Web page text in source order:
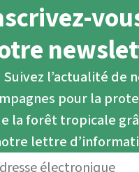
un département du
Suivez l’actualité de
pour la
la forêt tropicale
lettre